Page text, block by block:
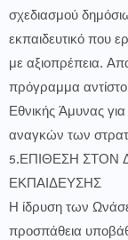
σχεδιασμού
εκπαιδευτικό που
με αξιοπρέπεια.
πρόγραμμα
Εθνικής Άμυνας
αναγκών των
5.ΕΠΙΘΕΣΗ ΣΤΟΝ
ΕΚΠΑΙΔΕΥΣΗΣ
Η ίδρυση των
προσπάθεια